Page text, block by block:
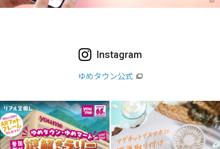
Instagram
ゆめタウン公式